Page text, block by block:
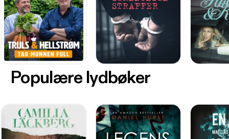
Populære lydbøker